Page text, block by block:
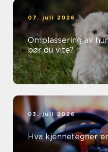
07. juli 2026
Omplassering av
bør du vite?
03. juli 2026
Hva kjennetegner